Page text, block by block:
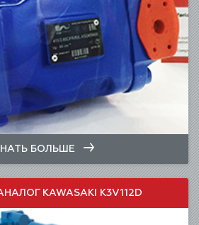
БОЛЬШЕ
KAWASAKI K3V112D